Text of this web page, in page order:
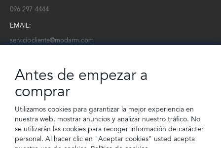
096 297 4444
EMAIL:
serviciocliente@modarm.com
Conoce toda la información sobre últimas colecciones, eventos y
Subscríbete a nuestro newsletter
SUSCRIBIRSE
Antes de empezar a
comprar
Utilizamos cookies para garantizar la mejor experiencia en
nuestra web, mostrar anuncios y analizar nuestro tráfico. No
se utilizarán las cookies para recoger información de carácter
personal. Al hacer clic en "Aceptar cookies" usted acepta